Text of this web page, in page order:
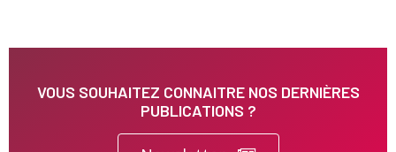
VOUS SOUHAITEZ CONNAITRE NOS DERNIÈRES
PUBLICATIONS ?